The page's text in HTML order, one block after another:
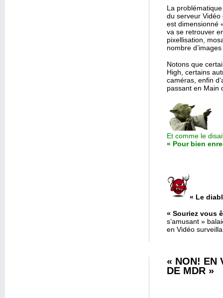
La
du serveur Vidéo
est dimensionné
va se retrouver
pixellisation,
nombre
Notons que
High, certains
caméras, enfin
passant en Main
Et comme le
« Pour bien
« Le
« Souriez vous
s’amusant »
en Vidéo
« NON! EN
DE MDR »